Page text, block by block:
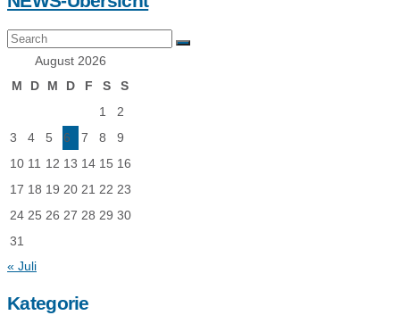
August 2026
M
D M D F S
S
1
2
3
4 5 6 7 8
9
10 11 12 13 14 15 16
17 18 19 20 21 22 23
24 25 26 27 28 29 30
31
« Juli
Kategorie